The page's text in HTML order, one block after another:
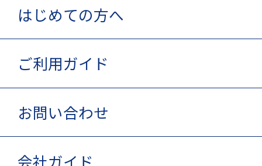
はじめての方へ
ご利用ガイド
お問い合わせ
会社ガイド